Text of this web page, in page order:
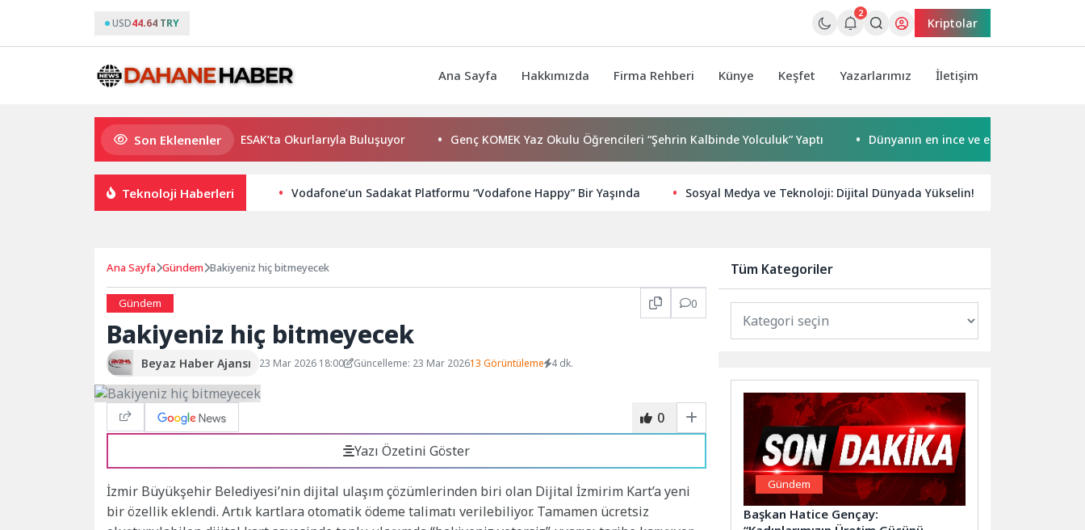
USD44.64 TRY
2
Kriptolar
Ana Sayfa Hakkımızda Firma Rehberi Künye Keşfet Yazarlarımız İletişim
Son Eklenenler
Usta Yazar Burhan Sönmez TESAK’ta Okurlarıyla Buluşuyor Genç KOMEK Yaz Okulu Öğrencileri “Şehrin Kalbinde Yolculuk” Yaptı Dünyanın en ince ve en güçlü katlanabilir
Teknoloji Haberleri Vodafone’un Sadakat Platformu “Vodafone Happy” Bir Yaşında Sosyal Medya ve Teknoloji: Dijital Dünyada Yükselin!
Ana Sayfa Gündem Bakiyeniz hiç bitmeyecek
Gündem 0
Bakiyeniz hiç bitmeyecek
Beyaz Haber Ajansı 23 Mar 2026 18:00 Güncelleme: 23 Mar 202613 Görüntüleme 4 dk.
0
Yazı Özetini Göster
İzmir Büyükşehir Belediyesi’nin dijital ulaşım çözümlerinden biri olan Dijital İzmirim Kart’a yeni
bir özellik eklendi. Artık kartlara otomatik ödeme talimatı verilebiliyor. Tamamen ücretsiz
Tüm Kategoriler
Gündem
Başkan Hatice Gençay: